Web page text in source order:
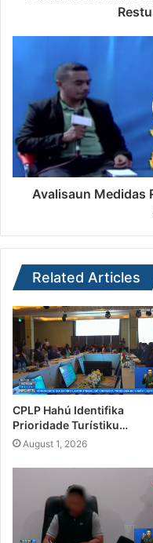
Avalisaun Medidas
Related Articles
CPLP Hahú Identifika
Prioridade Turístiku…
August 1, 2026